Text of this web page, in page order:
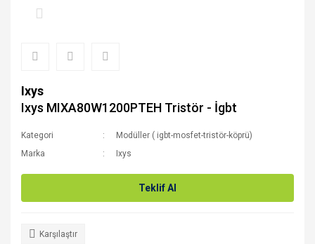
Ixys
Ixys MIXA80W1200PTEH Tristör - İgbt
Kategori
Modüller ( igbt-mosfet-tristör-köprü)
Marka
Ixys
Teklif Al
Karşılaştır